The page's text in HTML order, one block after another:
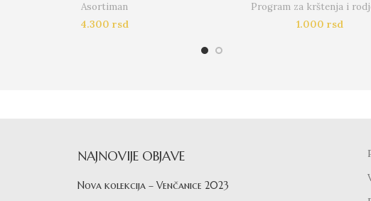
Asortiman
4.300 rsd
Program za krštenja i
1.000 rsd
NAJNOVIJE OBJAVE
Nova kolekcija – Venčanice 2023